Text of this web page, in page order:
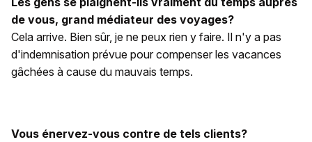
de vous, grand médiateur des voyages?
Cela arrive. Bien sûr, je ne peux rien y faire. Il n'y a pas
d'indemnisation prévue pour compenser les vacances
gâchées à cause du mauvais temps.
Vous énervez-vous contre de tels clients?